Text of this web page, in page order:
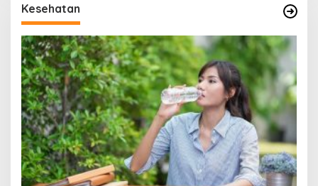
Kesehatan